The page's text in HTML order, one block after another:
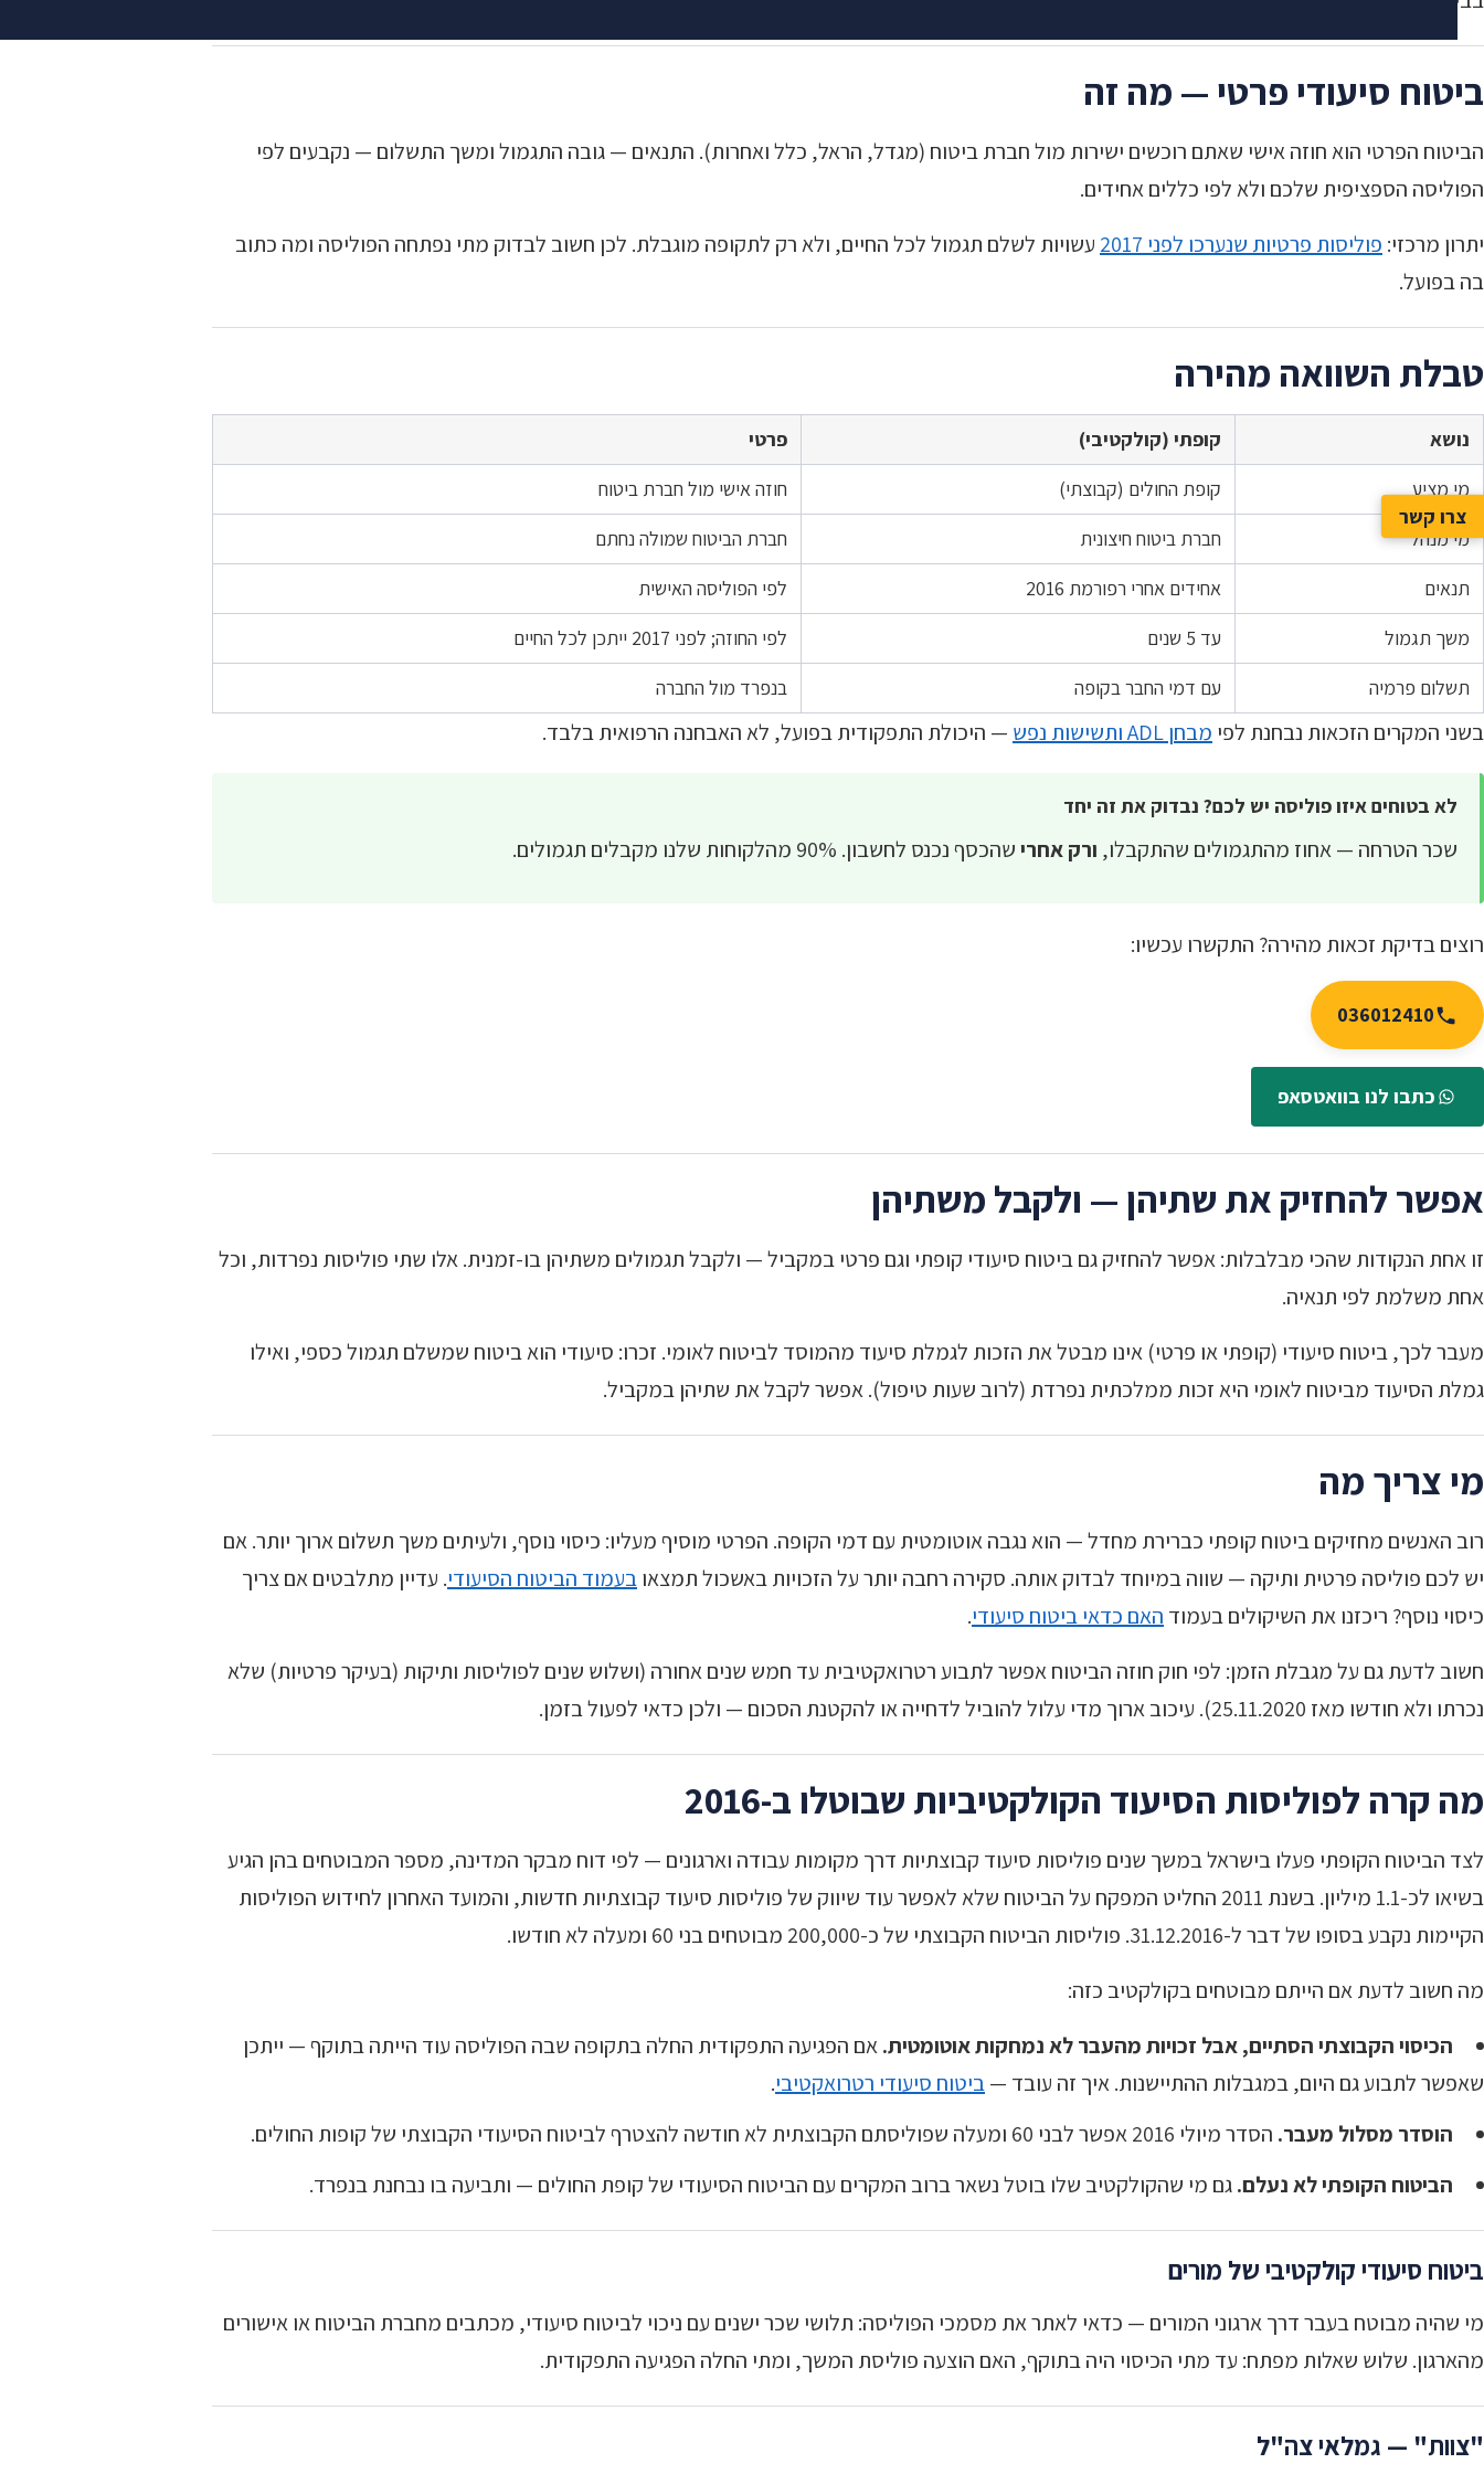
ביטוח סיעודי פרטי — מה זה
הביטוח הפרטי הוא חוזה אישי שאתם רוכשים ישירות מול חברת ביטוח (מגדל, הראל, כלל ואחרות). התנאים — גובה התגמול ומשך התשלום — נקבעים לפי
הפוליסה הספציפית שלכם ולא לפי כללים אחידים.
יתרון מרכזי: פוליסות פרטיות שנערכו לפני 2017
עשויות לשלם תגמול לכל החיים, ולא רק לתקופה מוגבלת. לכן חשוב לבדוק מתי נפתחה הפוליסה ומה כתוב
בה בפועל.
טבלת השוואה מהירה
נושא קופתי (קולקטיבי)
פרטי
מי מציע
קופת החולים (קבוצתי)
חוזה אישי מול חברת ביטוח
מי מנהל
חברת ביטוח חיצונית
חברת הביטוח שמולה נחתם
תנאים
אחידים אחרי רפורמת 2016
לפי הפוליסה האישית
משך תגמול
עד 5 שנים
לפי החוזה; לפני 2017 ייתכן לכל החיים
תשלום פרמיה
עם דמי החבר בקופה בנפרד מול החברה
בשני המקרים הזכאות נבחנת לפי מבחן ADL ותשישות נפש — היכולת התפקודית בפועל, לא האבחנה הרפואית בלבד.
לא בטוחים איזו פוליסה יש לכם? נבדוק את זה יחד
שכר הטרחה — אחוז מהתגמולים שהתקבלו, ורק אחרישהכסף נכנס לחשבון. 90% מהלקוחות שלנו מקבלים תגמולים.
רוצים בדיקת זכאות מהירה? התקשרו עכשיו:
036012410
כתבו לנו בוואטסאפ
אפשר להחזיק את שתיהן — ולקבל משתיהן
זו אחת הנקודות שהכי מבלבלות: אפשר להחזיק גם ביטוח סיעודי קופתי וגם פרטי במקביל — ולקבל תגמולים משתיהן בו-זמנית. אלו שתי פוליסות נפרדות, וכל
אחת משלמת לפי תנאיה.
מעבר לכך, ביטוח סיעודי (קופתי או פרטי) אינו מבטל את הזכות לגמלת סיעוד מהמוסד לביטוח לאומי. זכרו: סיעודי הוא ביטוח שמשלם תגמול כספי, ואילו
גמלת הסיעוד מביטוח לאומי היא זכות ממלכתית נפרדת (לרוב שעות טיפול). אפשר לקבל את שתיהן במקביל.
מי צריך מה
רוב האנשים מחזיקים ביטוח קופתי כברירת מחדל — הוא נגבה אוטומטית עם דמי הקופה. הפרטי מוסיף מעליו: כיסוי נוסף, ולעיתים משך תשלום ארוך יותר. אם
יש לכם פוליסה פרטית ותיקה — שווה במיוחד לבדוק אותה. סקירה רחבה יותר על הזכויות באשכול תמצאובעמוד הביטוח הסיעודי. עדיין מתלבטים אם צריך
כיסוי נוסף? ריכזנו את השיקולים בעמוד האם כדאי ביטוח סיעודי.
חשוב לדעת גם על מגבלת הזמן: לפי חוק חוזה הביטוח אפשר לתבוע רטרואקטיבית עד חמש שנים אחורה (ושלוש שנים לפוליסות ותיקות (בעיקר פרטיות) שלא
נכרתו ולא חודשו מאז 25.11.2020). עיכוב ארוך מדי עלול להוביל לדחייה או להקטנת הסכום — ולכן כדאי לפעול בזמן.
מה קרה לפוליסות הסיעוד הקולקטיביות שבוטלו ב-2016
לצד הביטוח הקופתי פעלו בישראל במשך שנים פוליסות סיעוד קבוצתיות דרך מקומות עבודה וארגונים — לפי דוח מבקר המדינה, מספר המבוטחים בהן הגיע
בשיאו לכ-1.1 מיליון. בשנת 2011 החליט המפקח על הביטוח שלא לאפשר עוד שיווק של פוליסות סיעוד קבוצתיות חדשות, והמועד האחרון לחידוש הפוליסות
הקיימות נקבע בסופו של דבר ל-31.12.2016. פוליסות הביטוח הקבוצתי של כ-200,000 מבוטחים בני 60 ומעלה לא חודשו.
מה חשוב לדעת אם הייתם מבוטחים בקולקטיב כזה:
הכיסוי הקבוצתי הסתיים, אבל זכויות מהעבר לא נמחקות אוטומטית.אם הפגיעה התפקודית החלה בתקופה שבה הפוליסה עוד הייתה בתוקף — ייתכן
שאפשר לתבוע גם היום, במגבלות ההתיישנות. איך זה עובד —ביטוח סיעודי רטרואקטיבי.
הוסדר מסלול מעבר. הסדר מיולי 2016 אפשר לבני 60 ומעלה שפוליסתם הקבוצתית לא חודשה להצטרף לביטוח הסיעודי הקבוצתי של קופות החולים.
הביטוח הקופתי לא נעלם.גם מי שהקולקטיב שלו בוטל נשאר ברוב המקרים עם הביטוח הסיעודי של קופת החולים — ותביעה בו נבחנת בנפרד.
ביטוח סיעודי קולקטיבי של מורים
מי שהיה מבוטח בעבר דרך ארגוני המורים — כדאי לאתר את מסמכי הפוליסה: תלושי שכר ישנים עם ניכוי לביטוח סיעודי, מכתבים מחברת הביטוח או אישורים
מהארגון. שלוש שאלות מפתח: עד מתי הכיסוי היה בתוקף, האם הוצעה פוליסת המשך, ומתי החלה הפגיעה התפקודית.
"צוות" — גמלאי צה"ל
צרו קשר